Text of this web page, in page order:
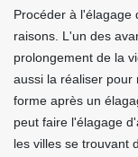
Procéder à l'élagage
raisons. L'un des
prolongement de la
aussi la réaliser pour
forme après un
peut faire l'élagage
les villes se trouvant